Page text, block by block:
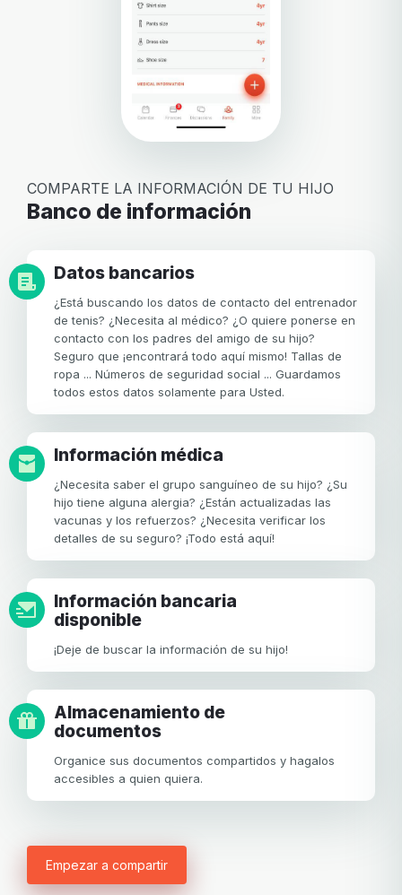
COMPARTE LA INFORMACIÓN DE TU HIJO
Banco de información
Datos bancarios
¿Está buscando los datos de contacto del entrenador
de tenis? ¿Necesita al médico? ¿O quiere ponerse en
contacto con los padres del amigo de su hijo?
Seguro que ¡encontrará todo aquí mismo! Tallas de
ropa ... Números de seguridad social ... Guardamos
todos estos datos solamente para Usted.
Información médica
¿Necesita saber el grupo sanguíneo de su hijo? ¿Su
hijo tiene alguna alergia? ¿Están actualizadas las
vacunas y los refuerzos? ¿Necesita verificar los
detalles de su seguro? ¡Todo está aquí!
Información bancaria
disponible
¡Deje de buscar la información de su hijo!
Almacenamiento de
documentos
Organice sus documentos compartidos y hagalos
accesibles a quien quiera.
Empezar a compartir